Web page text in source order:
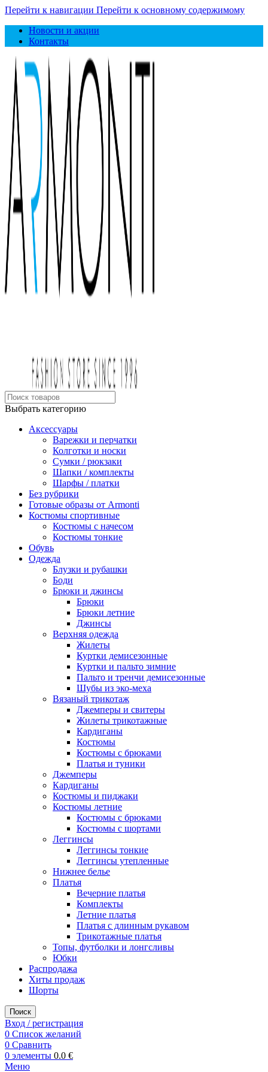
Перейти к навигации Перейти к основному содержимому
Новости и акции
Контакты
Выбрать категорию
Аксессуары
Варежки и перчатки
Колготки и носки
Сумки / рюкзаки
Шапки / комплекты
Шарфы / платки
Без рубрики
Готовые образы от Armonti
Костюмы спортивные
Костюмы с начесом
Костюмы тонкие
Обувь
Одежда
Блузки и рубашки
Боди
Брюки и джинсы
Брюки
Брюки летние
Джинсы
Верхняя одежда
Жилеты
Куртки демисезонные
Куртки и пальто зимние
Пальто и тренчи демисезонные
Шубы из эко-меха
Вязаный трикотаж
Джемперы и свитеры
Жилеты трикотажные
Кардиганы
Костюмы
Костюмы с брюками
Платья и туники
Джемперы
Кардиганы
Костюмы и пиджаки
Костюмы летние
Костюмы с брюками
Костюмы с шортами
Леггинсы
Леггинсы тонкие
Леггинсы утепленные
Нижнее белье
Платья
Вечерние платья
Комплекты
Летние платья
Платья с длинным рукавом
Трикотажные платья
Топы, футболки и лонгсливы
Юбки
Распродажа
Хиты продаж
Шорты
Поиск
Вход / регистрация
0 Список желаний
0 Сравнить
0 элементы 0.0 €
Меню